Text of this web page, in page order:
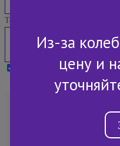
Телефон:
Я принимаю условия
+7
Из-за
цену и